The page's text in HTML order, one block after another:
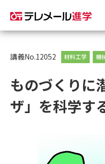
資料請求
大学・短大の資料種類か
講義No.12052 材料工学 機
ものづくりに
ザ」を科学す